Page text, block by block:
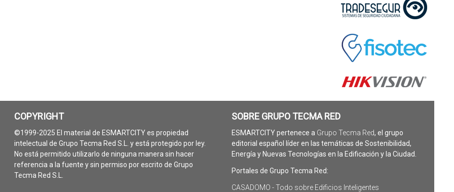
COPYRIGHT
©1999-2025 El material de ESMARTCITY es propiedad
intelectual de Grupo Tecma Red S.L. y está protegido por ley.
No está permitido utilizarlo de ninguna manera sin hacer
referencia a la fuente y sin permiso por escrito de Grupo
Tecma Red S.L.
SOBRE GRUPO TECMA RED
ESMARTCITY pertenece a Grupo Tecma Red, el grupo
editorial español líder en las temáticas de Sostenibilidad,
Energía y Nuevas Tecnologías en la Edificación y la Ciudad.
Portales de Grupo Tecma Red:
CASADOMO - Todo sobre Edificios Inteligentes